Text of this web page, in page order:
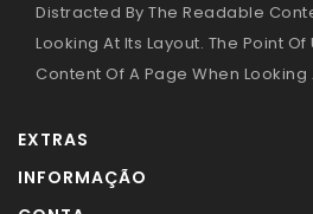
Distracted By The Readable
Looking At Its Layout. The Point
Content Of A Page When Looking
EXTRAS
INFORMAÇÃO